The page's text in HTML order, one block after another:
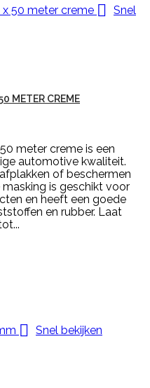

Snel
METER CREME
meter creme is een
automotive kwaliteit.
of beschermen
is geschikt voor
en heeft een goede
en rubber. Laat

Snel bekijken